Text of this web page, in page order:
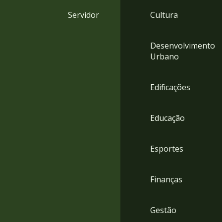
Servidor Cultura
Desenvolvimento
Urbano
Edificações
Educação
Esportes
Finanças
Gestão